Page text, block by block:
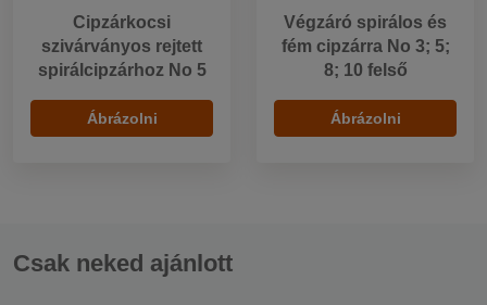
Cipzárkocsi
szivárványos rejtett
spirálcipzárhoz No 5
Ábrázolni
Végzáró spirálos és
fém cipzárra No 3; 5;
8; 10 felső
Ábrázolni
Csak neked ajánlott